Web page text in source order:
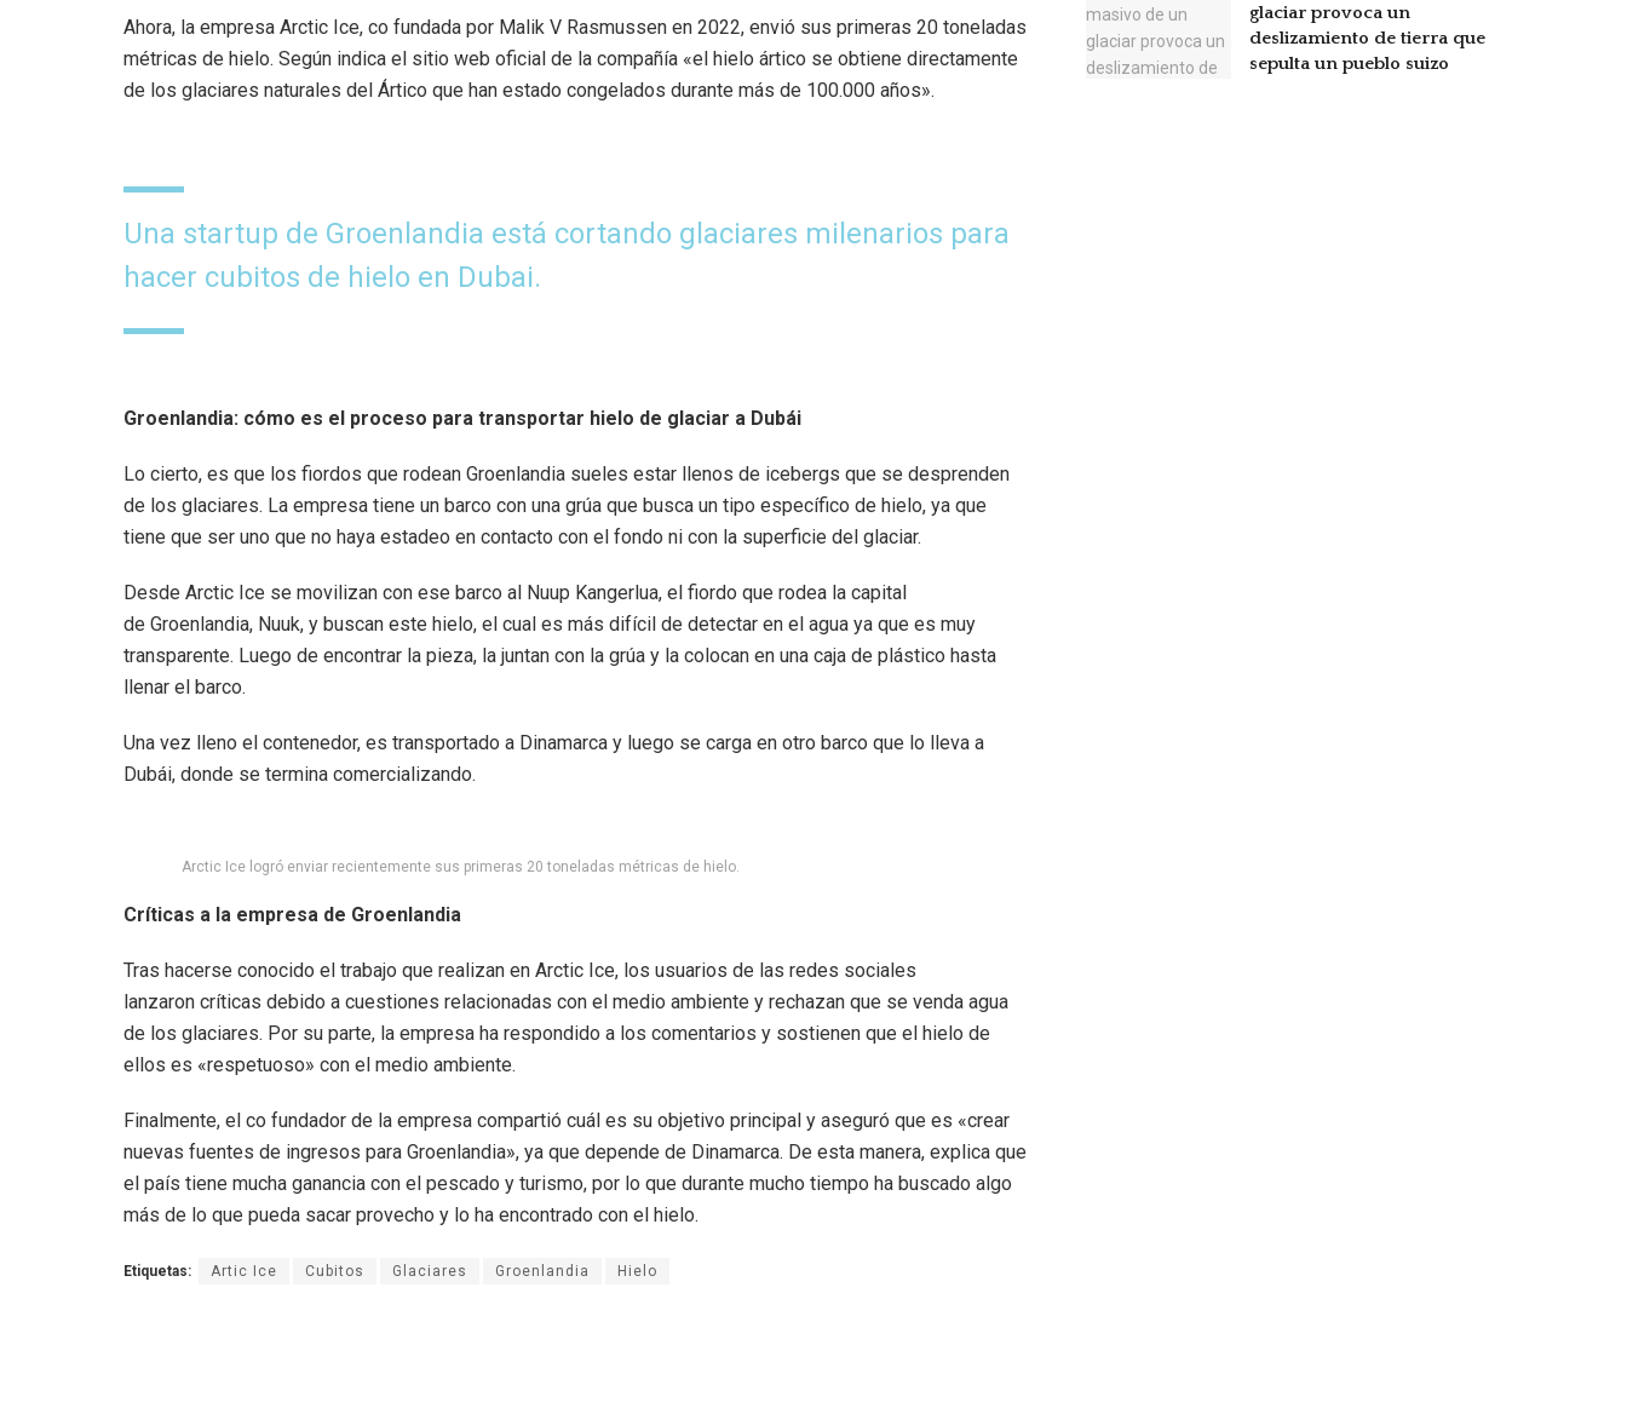
Ahora, la empresa Arctic Ice, co fundada por Malik V Rasmussen en 2022, envió sus primeras 20 toneladas
métricas de hielo. Según indica el sitio web oficial de la compañía «el hielo ártico se obtiene directamente
de los glaciares naturales del Ártico que han estado congelados durante más de 100.000 años».
Una startup de Groenlandia está cortando glaciares milenarios para
hacer cubitos de hielo en Dubai.
Groenlandia: cómo es el proceso para transportar hielo de glaciar a Dubái
Lo cierto, es que los fiordos que rodean Groenlandia sueles estar llenos de icebergs que se desprenden
de los glaciares. La empresa tiene un barco con una grúa que busca un tipo específico de hielo, ya que
tiene que ser uno que no haya estadeo en contacto con el fondo ni con la superficie del glaciar.
Desde Arctic Ice se movilizan con ese barco al Nuup Kangerlua, el fiordo que rodea la capital
de Groenlandia, Nuuk, y buscan este hielo, el cual es más difícil de detectar en el agua ya que es muy
transparente. Luego de encontrar la pieza, la juntan con la grúa y la colocan en una caja de plástico hasta
llenar el barco.
Una vez lleno el contenedor, es transportado a Dinamarca y luego se carga en otro barco que lo lleva a
Dubái, donde se termina comercializando.
Arctic Ice logró enviar recientemente sus primeras 20 toneladas métricas de hielo.
Críticas a la empresa de Groenlandia
Tras hacerse conocido el trabajo que realizan en Arctic Ice, los usuarios de las redes sociales
lanzaron críticas debido a cuestiones relacionadas con el medio ambiente y rechazan que se venda agua
de los glaciares. Por su parte, la empresa ha respondido a los comentarios y sostienen que el hielo de
ellos es «respetuoso» con el medio ambiente.
Finalmente, el co fundador de la empresa compartió cuál es su objetivo principal y aseguró que es «crear
nuevas fuentes de ingresos para Groenlandia», ya que depende de Dinamarca. De esta manera, explica que
el país tiene mucha ganancia con el pescado y turismo, por lo que durante mucho tiempo ha buscado algo
más de lo que pueda sacar provecho y lo ha encontrado con el hielo.
Etiquetas: Artic Ice Cubitos Glaciares Groenlandia Hielo
glaciar provoca un
deslizamiento de tierra que
sepulta un pueblo suizo